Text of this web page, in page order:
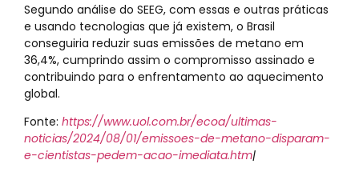
Segundo análise do SEEG, com essas e outras práticas
e usando tecnologias que já existem, o Brasil
conseguiria reduzir suas emissões de metano em
36,4%, cumprindo assim o compromisso assinado e
contribuindo para o enfrentamento ao aquecimento
global.
Fonte: https://www.uol.com.br/ecoa/ultimas-
noticias/2024/08/01/emissoes-de-metano-disparam-
e-cientistas-pedem-acao-imediata.htm|